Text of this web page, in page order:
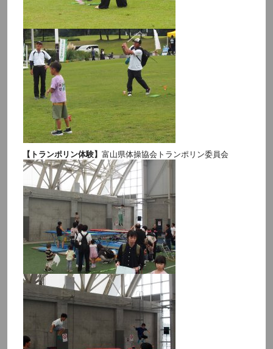
【トランポリン体験】 富山県体操協会トランポリン委員会